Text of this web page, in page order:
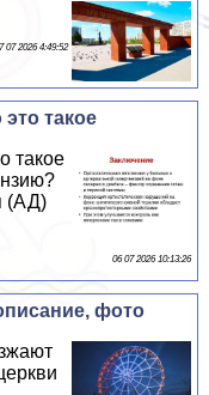
07 2026 4:49:52
это такое
такое
(АД)
06 07 2026 10:13:26
фото